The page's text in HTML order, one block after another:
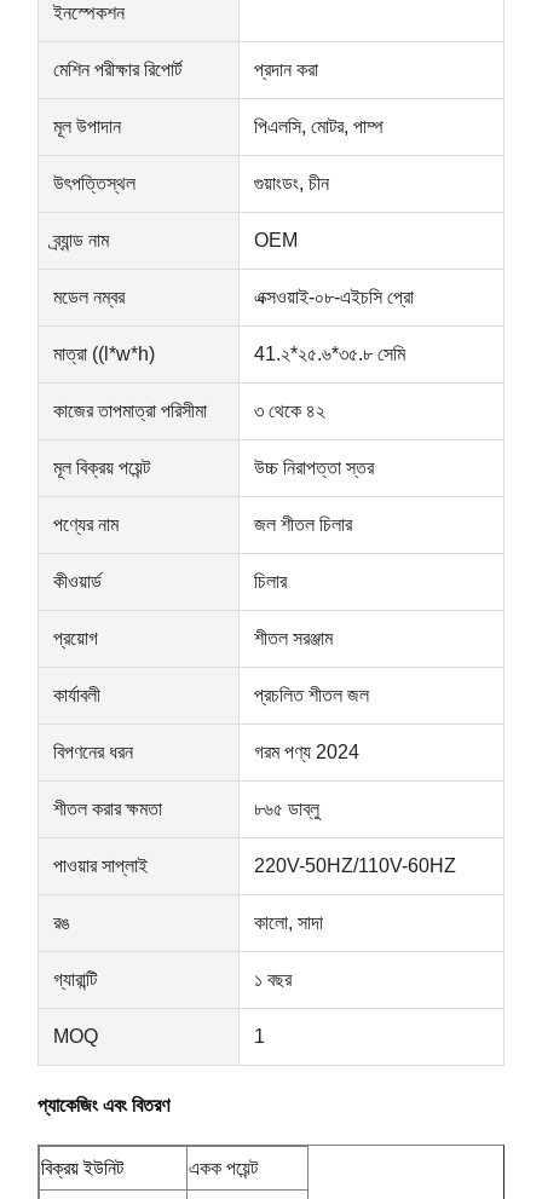
আমাদের সম্পর্কে
স্টিম সাউনা রুম
আইস বাথ চিলার
হোম অফিস পড
বৈদ্যুতিক সনা হিটার
ইনস্পেকশন
মেশিন পরীক্ষার রিপোর্ট প্রদান করা
মূল উপাদান পিএলসি, মোটর, পাম্প
উৎপত্তিস্থল গুয়াংডং, চীন
ব্র্যান্ড নাম OEM
মডেল নম্বর এক্সওয়াই-০৮-এইচসি প্রো
মাত্রা ((l*w*h) 41.২*২৫.৬*৩৫.৮ সেমি
কাজের তাপমাত্রা পরিসীমা ৩ থেকে ৪২
মূল বিক্রয় পয়েন্ট উচ্চ নিরাপত্তা স্তর
পণ্যের নাম জল শীতল চিলার
কীওয়ার্ড চিলার
প্রয়োগ শীতল সরঞ্জাম
কার্যাবলী প্রচলিত শীতল জল
বিপণনের ধরন গরম পণ্য 2024
শীতল করার ক্ষমতা ৮৬৫ ডাব্লু
পাওয়ার সাপ্লাই 220V-50HZ/110V-60HZ
রঙ কালো, সাদা
গ্যারান্টি ১ বছর
MOQ 1
প্যাকেজিং এবং বিতরণ
বিক্রয় ইউনিট একক পয়েন্ট